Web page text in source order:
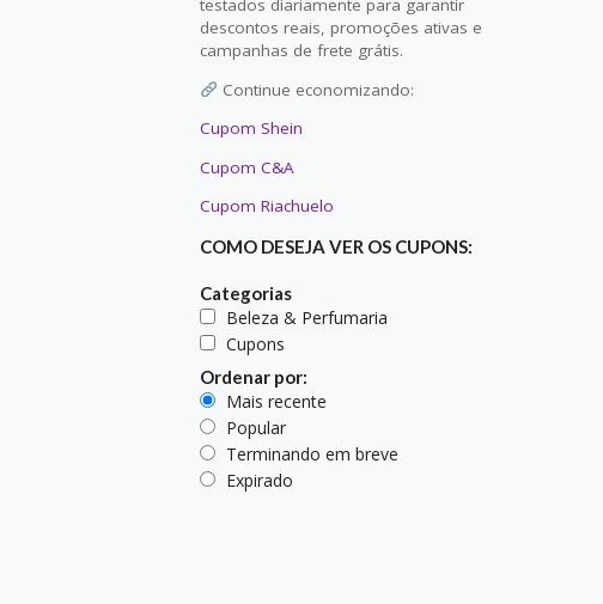
testados diariamente para garantir
descontos reais, promoções ativas e
campanhas de frete grátis.
Continue economizando:
Cupom Shein
Cupom C&A
Cupom Riachuelo
COMO DESEJA VER OS CUPONS:
Categorias
Beleza & Perfumaria
Cupons
Ordenar por:
Mais recente
Popular
Terminando em breve
Expirado